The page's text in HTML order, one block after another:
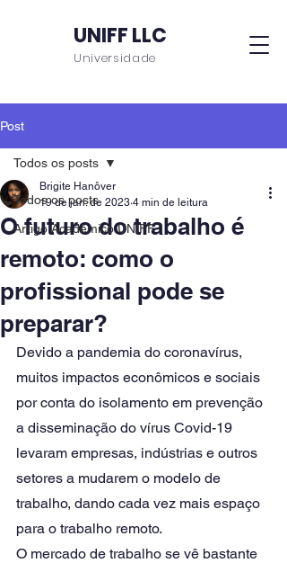
UNIFF LLC
Universidade
Post
Todos os posts
Artigo Acadêmico UNIFF
Todos os posts
O futuro do trabalho é
remoto: como o
profissional pode se
preparar?
Brigite Hanôver
19 de jan. de 2023 4 min de leitura
Devido a pandemia do coronavírus,
muitos impactos econômicos e sociais
por conta do isolamento em prevenção
a disseminação do vírus Covid-19
levaram empresas, indústrias e outros
setores a mudarem o modelo de
trabalho, dando cada vez mais espaço
para o trabalho remoto.
O mercado de trabalho se vê bastante